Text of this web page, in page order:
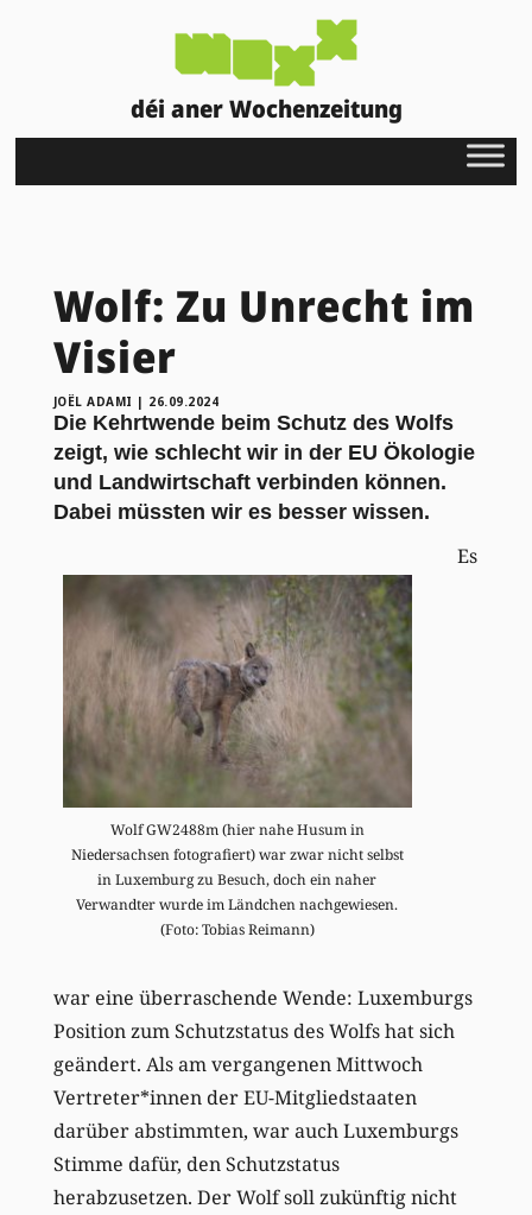
déi aner Wochenzeitung
Wolf: Zu Unrecht im
Visier
JOËL ADAMI | 26.09.2024
Die Kehrtwende beim Schutz des Wolfs
zeigt, wie schlecht wir in der EU Ökologie
und Landwirtschaft verbinden können.
Dabei müssten wir es besser wissen.
Wolf GW2488m (hier nahe Husum in
Niedersachsen fotografiert) war zwar nicht selbst
in Luxemburg zu Besuch, doch ein naher
Verwandter wurde im Ländchen nachgewiesen.
(Foto: Tobias Reimann)
Es
war eine überraschende Wende: Luxemburgs
Position zum Schutzstatus des Wolfs hat sich
geändert. Als am vergangenen Mittwoch
Vertreter*innen der EU-Mitgliedstaaten
darüber abstimmten, war auch Luxemburgs
Stimme dafür, den Schutzstatus
herabzusetzen. Der Wolf soll zukünftig nicht